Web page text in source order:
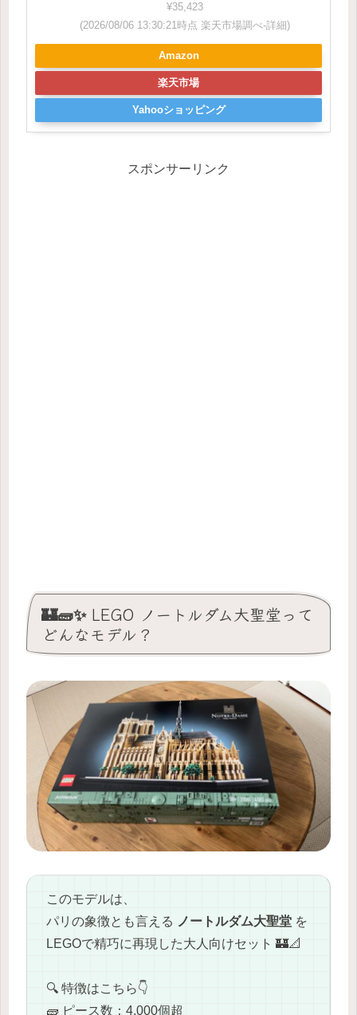
¥35,423
(2026/08/06 13:30:21時点 楽天市場調べ-詳細)
Amazon
楽天市場
Yahooショッピング
スポンサーリンク
🏰🧱✨ LEGO ノートルダム大聖堂って
どんなモデル？
このモデルは、
パリの象徴とも言える ノートルダム大聖堂 を
LEGOで精巧に再現した大人向けセット 🏰📐
🔍 特徴はこちら👇
🧱 ピース数：4,000個超